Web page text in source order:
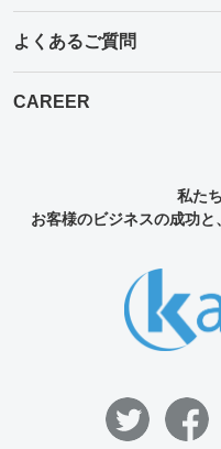
よくあるご質問
CAREER
私た
お客様のビジネスの成功と